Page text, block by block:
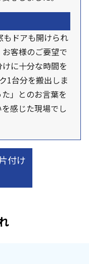
もドアも開けられ
客様のご要望で
に十分な時間を
1台分を搬出しま
」とのお言葉を
感じた現場でし
付け